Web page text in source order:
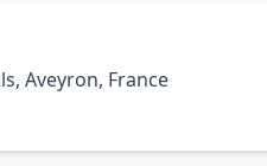
Aveyron, France